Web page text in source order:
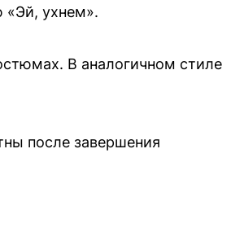
«Эй, ухнем».
В аналогичном стиле
после завершения